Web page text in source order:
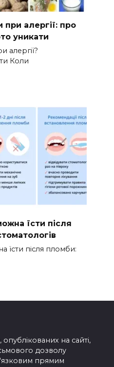
алергії: про
уникати
алергії?
Коли
їсти після
їсти після пломби:
на сайті,
дозволу
прямим